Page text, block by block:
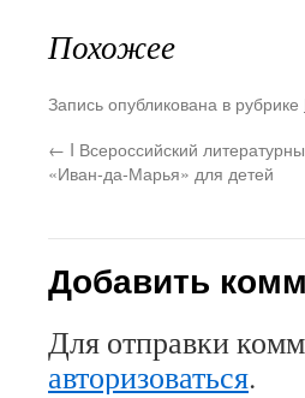
Похожее
Запись опубликована в рубрике
← I Всероссийский
«Иван-да-Марья» для детей
Добавить
Для отправки
авторизоваться.